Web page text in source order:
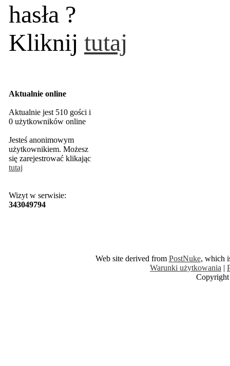
hasła ?
Kliknij tutaj
Aktualnie online
Aktualnie jest 510 gości i
0 użytkowników online
Jesteś anonimowym
użytkownikiem. Możesz
się zarejestrować klikając
tutaj
Wizyt w serwisie:
343049794
Web site derived from PostNuke, which
Warunki użytkowania |